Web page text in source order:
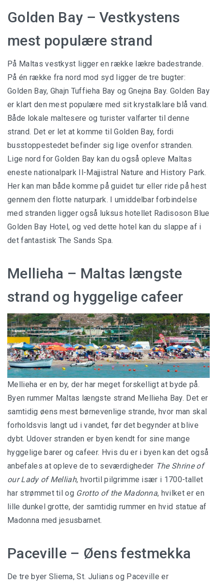
Golden Bay – Vestkystens
mest populære strand
På Maltas vestkyst ligger en række lækre badestrande.
På én række fra nord mod syd ligger de tre bugter:
Golden Bay, Ghajn Tuffieha Bay og Gnejna Bay. Golden Bay
er klart den mest populære med sit krystalklare blå vand.
Både lokale maltesere og turister valfarter til denne
strand. Det er let at komme til Golden Bay, fordi
busstoppestedet befinder sig lige ovenfor stranden.
Lige nord for Golden Bay kan du også opleve Maltas
eneste nationalpark Il-Majjistral Nature and History Park.
Her kan man både komme på guidet tur eller ride på hest
gennem den flotte naturpark. I umiddelbar forbindelse
med stranden ligger også luksus hotellet Radisoson Blue
Golden Bay Hotel, og ved dette hotel kan du slappe af i
det fantastisk The Sands Spa.
Mellieha – Maltas længste
strand og hyggelige cafeer
Mellieha er en by, der har meget forskelligt at byde på.
Byen rummer Maltas længste strand Mellieha Bay. Det er
samtidig øens mest børnevenlige strande, hvor man skal
forholdsvis langt ud i vandet, før det begynder at blive
dybt. Udover stranden er byen kendt for sine mange
hyggelige barer og cafeer. Hvis du er i byen kan det også
anbefales at opleve de to seværdigheder The Shrine of
our Lady of Melliah, hvortil pilgrimme især i 1700-tallet
har strømmet til og Grotto of the Madonna, hvilket er en
lille dunkel grotte, der samtidig rummer en hvid statue af
Madonna med jesusbarnet.
Paceville – Øens festmekka
De tre byer Sliema, St. Julians og Paceville er